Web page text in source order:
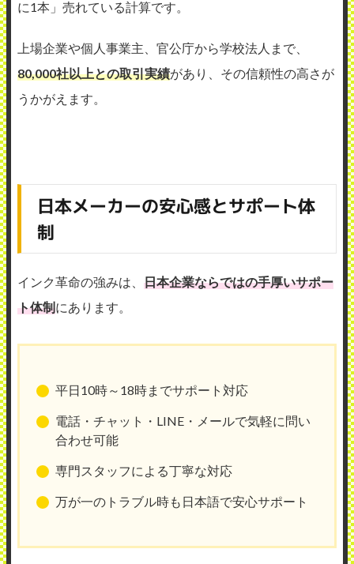
に1本」売れている計算です。
上場企業や個人事業主、官公庁から学校法人まで、
80,000社以上との取引実績があり、その信頼性の高さが
うかがえます。
日本メーカーの安心感とサポート体
制
インク革命の強みは、 日本企業ならではの手厚いサポー
ト体制にあります。
平日10時～18時までサポート対応
電話・チャット・LINE・メールで気軽に問い
合わせ可能
専門スタッフによる丁寧な対応
万が一のトラブル時も日本語で安心サポート